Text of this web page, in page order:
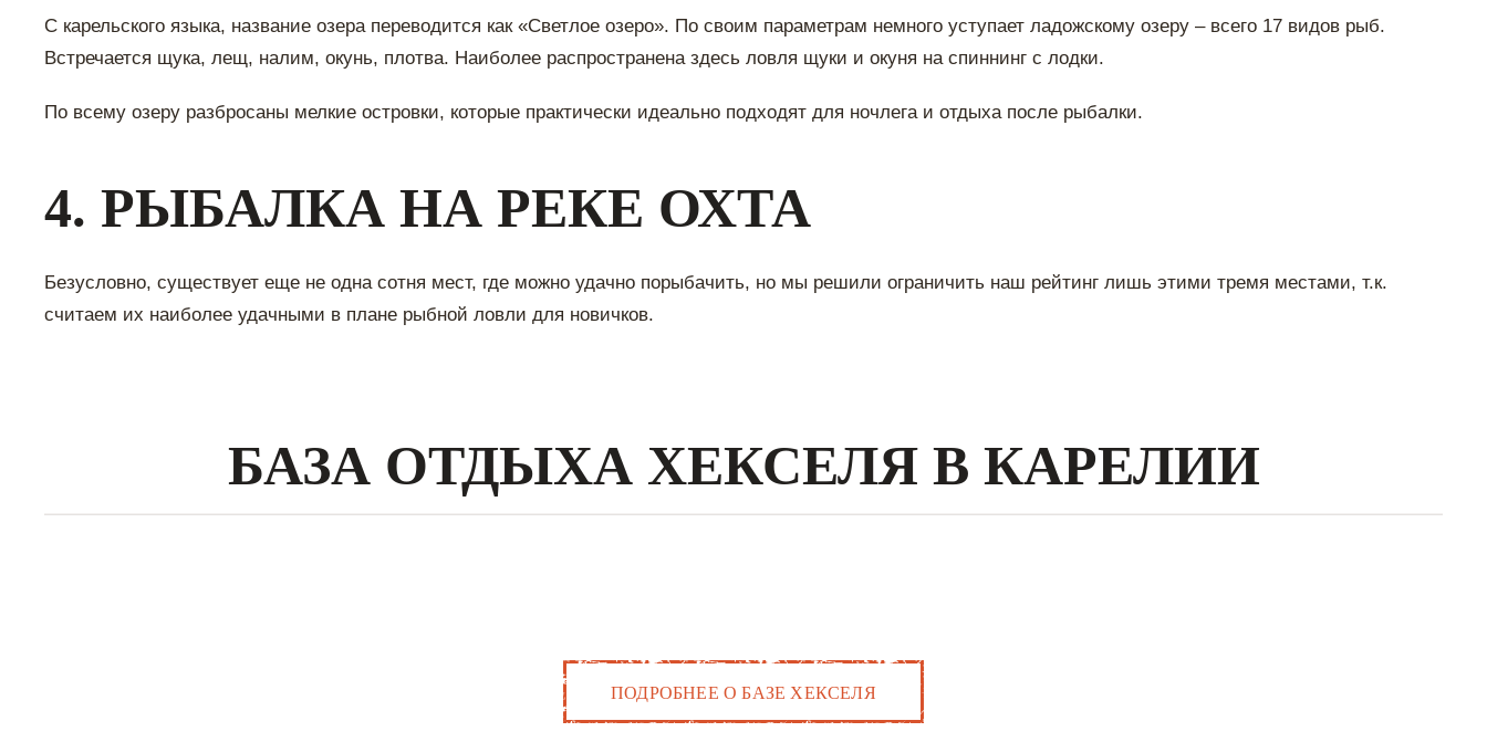
С карельского языка, название озера переводится как «Светлое озеро». По своим параметрам немного уступает ладожскому озеру – всего 17 видов рыб.
Встречается щука, лещ, налим, окунь, плотва. Наиболее распространена здесь ловля щуки и окуня на спиннинг с лодки.
По всему озеру разбросаны мелкие островки, которые практически идеально подходят для ночлега и отдыха после рыбалки.
4. РЫБАЛКА НА РЕКЕ ОХТА
Безусловно, существует еще не одна сотня мест, где можно удачно порыбачить, но мы решили ограничить наш рейтинг лишь этими тремя местами, т.к.
считаем их наиболее удачными в плане рыбной ловли для новичков.
БАЗА ОТДЫХА ХЕКСЕЛЯ В КАРЕЛИИ
ПОДРОБНЕЕ О БАЗЕ ХЕКСЕЛЯ